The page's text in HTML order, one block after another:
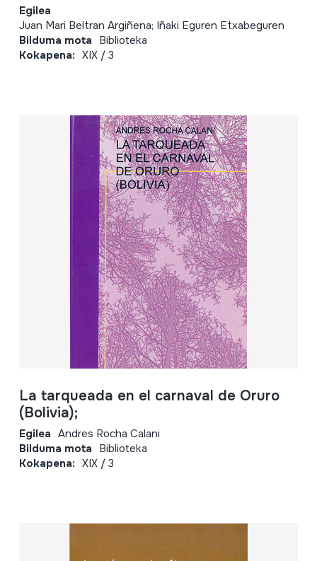
Egilea
Juan Mari Beltran Argiñena; Iñaki Eguren Etxabeguren
Bilduma mota Biblioteka
Kokapena: XIX / 3
La tarqueada en el carnaval de Oruro
(Bolivia);
Egilea Andres Rocha Calani
Bilduma mota Biblioteka
Kokapena: XIX / 3